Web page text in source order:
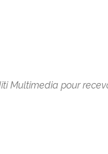
Multimedia pour